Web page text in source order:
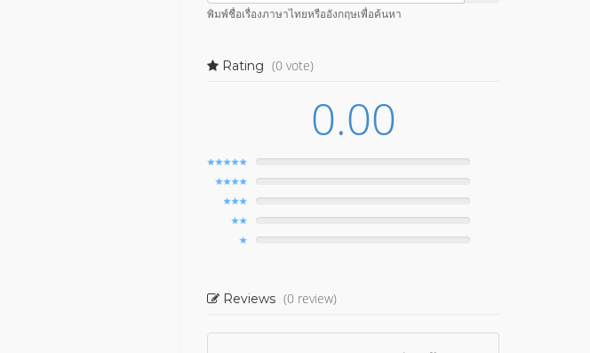
พิมพ์ชื่อเรื่องภาษาไทยหรืออังกฤษเพื่อค้นหา
Rating (0 vote)
0.00
Reviews (0 review)